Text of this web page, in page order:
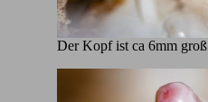
Der Kopf ist ca 6mm groß